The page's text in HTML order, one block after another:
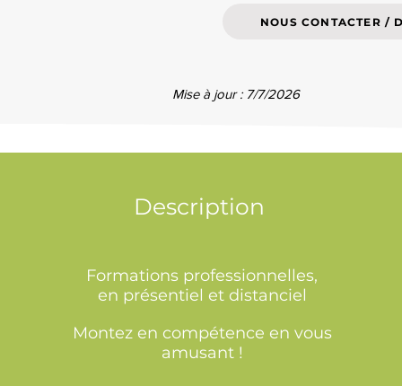
NOUS CONTACTER /
Mise à jour : 7/7/2026
Description
Formations professionnelles,
en présentiel et distanciel
Montez en compétence en vous
amusant !